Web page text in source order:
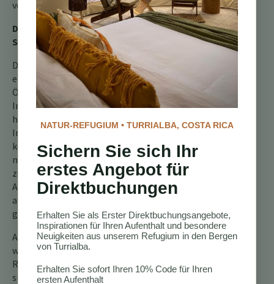
vertreiben.
Die Bedeutung des
Südlichen Barttyranns
Dieser kleine Vogel spielt
eine wichtige Rolle im
Ökosystem Costa Ricas.
Indem sie Insekten jagen,
helfen sie, die
Insektenpopulationen zu
kontrollieren und das
natürliche Gleichgewicht
zu wahren. Ihre
Anwesenheit dient auch
als Indikator für eine
gesunde Umwelt.
Also, das nächste Mal,
wenn Sie hier in unserem
Rückzugsort in Costa Rica
sind, nehmen Sie sich
NATUR-REFUGIUM • TURRIALBA, COSTA RICA
Sichern Sie sich Ihr
erstes Angebot für
Direktbuchungen
Erhalten Sie als Erster Direktbuchungsangebote,
Inspirationen für Ihren Aufenthalt und besondere
Neuigkeiten aus unserem Refugium in den Bergen
von Turrialba.
Erhalten Sie sofort Ihren 10% Code für Ihren
ersten Aufenthalt